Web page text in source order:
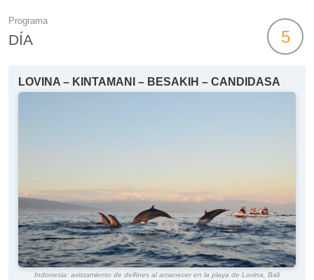
Programa
DÍA 5
LOVINA – KINTAMANI – BESAKIH – CANDIDASA
Indonesia: avistamiento de delfines al amanecer en la playa de Lovina, Bali